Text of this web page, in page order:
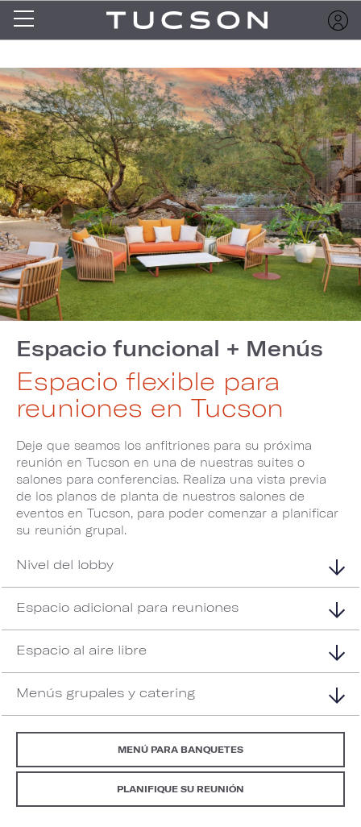
Espacio funcional + Menús
Espacio flexible para
reuniones en Tucson
Deje que seamos los anfitriones para su próxima
reunión en Tucson en una de nuestras suites o
salones para conferencias. Realiza una vista previa
de los planos de planta de nuestros salones de
eventos en Tucson, para poder comenzar a planificar
su reunión grupal.
Nivel del lobby
Espacio adicional para reuniones
Espacio al aire libre
Menús grupales y catering
MENÚ PARA BANQUETES
PLANIFIQUE SU REUNIÓN